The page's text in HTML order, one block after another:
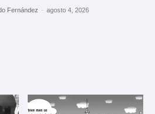
Fernández - agosto 4, 2026